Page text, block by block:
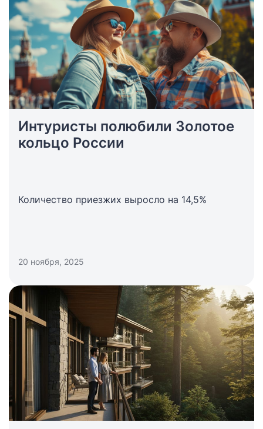
Интуристы полюбили Золотое
кольцо России
Количество приезжих выросло на 14,5%
20 ноября, 2025